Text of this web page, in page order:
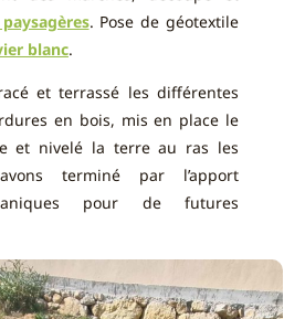
. Pose de géotextile
blanc.
et terrassé les différentes
en bois, mis en place le
et nivelé la terre au ras les
terminé par l’apport
pour de futures